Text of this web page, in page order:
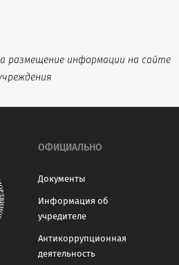
размещение информации на сайте
ОФИЦИАЛЬНО
Документы
Информация об
учредителе
Антикоррупционная
деятельность